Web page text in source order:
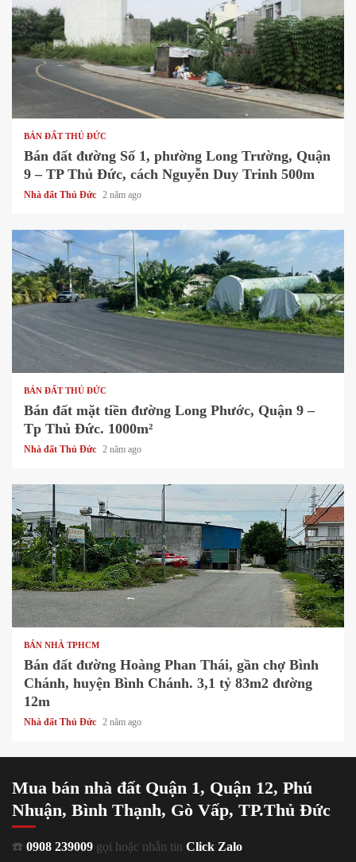
BÁN ĐẤT THỦ ĐỨC
Bán đất đường Số 1, phường Long Trường, Quận
9 – TP Thủ Đức, cách Nguyễn Duy Trinh 500m
Nhà đất Thủ Đức 2 năm ago
1 min read
BÁN ĐẤT THỦ ĐỨC
Bán đất mặt tiền đường Long Phước, Quận 9 –
Tp Thủ Đức. 1000m²
Nhà đất Thủ Đức 2 năm ago
1 min read
BÁN NHÀ TPHCM
Bán đất đường Hoàng Phan Thái, gần chợ Bình
Chánh, huyện Bình Chánh. 3,1 tỷ 83m2 đường
12m
Nhà đất Thủ Đức 2 năm ago
Mua bán nhà đất Quận 1, Quận 12, Phú
Nhuận, Bình Thạnh, Gò Vấp, TP.Thủ Đức
☎️ 0908 239009 gọi hoặc nhắn tin Click Zalo